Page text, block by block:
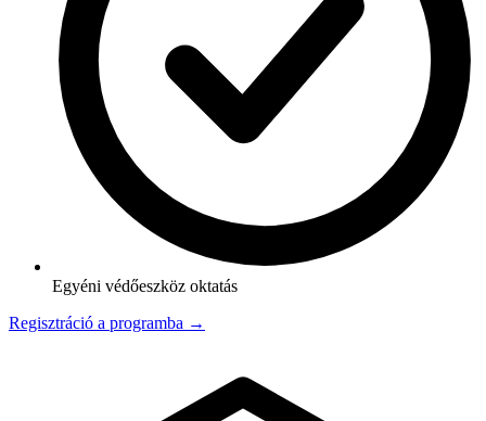
Egyéni védőeszköz oktatás
Regisztráció a programba →